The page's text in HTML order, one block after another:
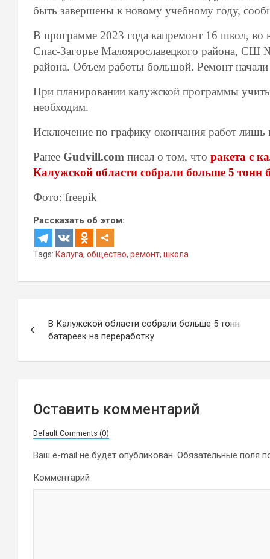
быть завершены к новому учебному году,
В программе 2023 года капремонт 16 школ, во
Спас-Загорье Малоярославецкого района, СШ
района. Объем работы большой. Ремонт
При планировании калужской программы
необходим.
Исключение по графику окончания работ
Ранее Gudvill.com писал о том, что ракета с
Калужской области собрали больше 5 тонн
Фото: freepik
Рассказать об этом:
Tags: Калуга, общество, ремонт, школа
по
записям
В Калужской области собрали больше 5 тонн
батареек на переработку
Оставить комментарий
Default Comments (0)
Ваш e-mail не будет опубликован. Обязательные поля
Комментарий